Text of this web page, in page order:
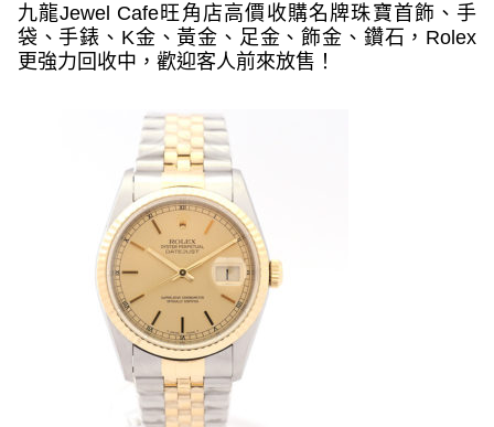
九龍Jewel Cafe旺角店高價收購名牌珠寶首飾、手
袋、手錶、 K金、黃金、足金、飾金、鑽石， Rolex
更強力回收中，歡迎客人前來放售！